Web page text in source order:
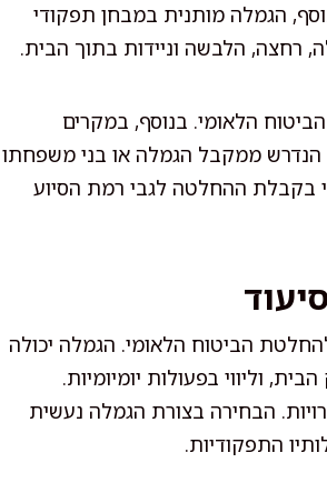
הגמלה מותנית במבחן תפקודי
רחצה, הלבשה וניידות בתוך הבית.
הלאומי. בנוסף, במקרים
ממקבל הגמלה או בני משפחתו
בקבלת ההחלטה לגבי רמת הסיוע
הביטוח הלאומי. הגמלה יכולה
וליווי בפעולות יומיומיות.
הבחירה בצורת הגמלה נעשית
התפקודיות.